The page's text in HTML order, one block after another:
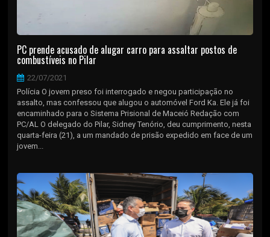
PC prende acusado de alugar carro para assaltar postos de
combustíveis no Pilar
22/07/2021
Polícia O jovem preso foi interrogado e negou participação no
assalto, mas confessou que alugou o automóvel Ford Ka. Ele já foi
encaminhado para o Sistema Prisional de Maceió Redação com
PC/AL O delegado do Pilar, Sidney Tenório, deu cumprimento, nesta
quarta-feira (21), a um mandado de prisão expedido em face de um
jovem...